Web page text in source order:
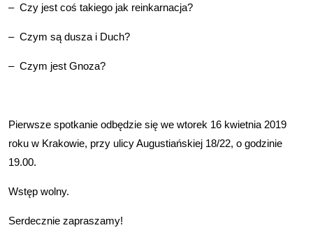
– Czy jest coś takiego jak reinkarnacja?
– Czym są dusza i Duch?
– Czym jest Gnoza?
Pierwsze spotkanie odbędzie się we wtorek 16 kwietnia 2019
roku w Krakowie, przy ulicy Augustiańskiej 18/22, o godzinie
19.00.
Wstęp wolny.
Serdecznie zapraszamy!